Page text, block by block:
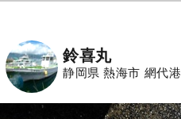
鈴喜丸
静岡県 熱海市 網代港